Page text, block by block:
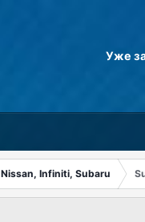
Уже
Nissan, Infiniti, Subaru